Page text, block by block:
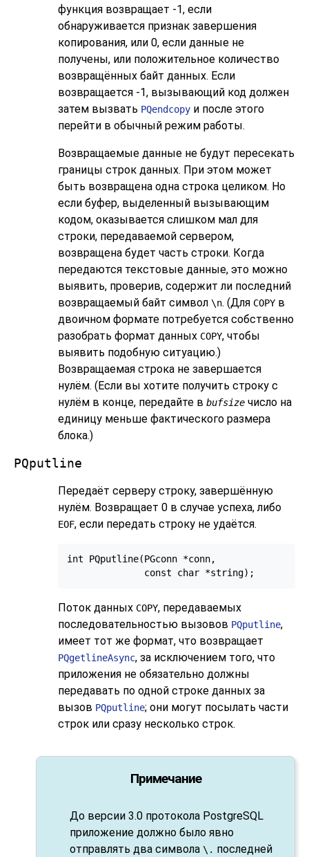
функция возвращает -1, если
обнаруживается признак завершения
копирования, или 0, если данные не
получены, или положительное количество
возвращённых байт данных. Если
возвращается -1, вызывающий код должен
затем вызвать PQendcopy и после этого
перейти в обычный режим работы.
Возвращаемые данные не будут пересекать
границы строк данных. При этом может
быть возвращена одна строка целиком. Но
если буфер, выделенный вызывающим
кодом, оказывается слишком мал для
строки, передаваемой сервером,
возвращена будет часть строки. Когда
передаются текстовые данные, это можно
выявить, проверив, содержит ли последний
возвращаемый байт символ \n. (Для COPY в
двоичном формате потребуется собственно
разобрать формат данных COPY, чтобы
выявить подобную ситуацию.)
Возвращаемая строка не завершается
нулём. (Если вы хотите получить строку с
нулём в конце, передайте в bufsize число на
единицу меньше фактического размера
блока.)
PQputline
Передаёт серверу строку, завершённую
нулём. Возвращает 0 в случае успеха, либо
EOF, если передать строку не удаётся.
int PQputline(PGconn *conn,
Поток данных COPY, передаваемых
последовательностью вызовов PQputline,
имеет тот же формат, что возвращает
PQgetlineAsync, за исключением того, что
приложения не обязательно должны
передавать по одной строке данных за
вызов PQputline; они могут посылать части
строк или сразу несколько строк.
Примечание
До версии 3.0 протокола PostgreSQL
приложение должно было явно
отправлять два символа \. последней